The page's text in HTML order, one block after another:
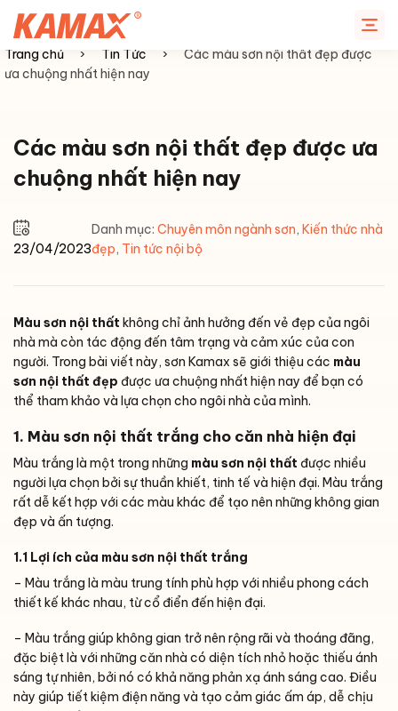
đến
nội
dung
Trang chủ › Tin Tức ›
Các màu sơn nội thất đẹp được
ưa chuộng nhất hiện nay
Các màu sơn nội thất đẹp được ưa
chuộng nhất hiện nay
23/04/2023
Danh mục: Chuyên môn ngành sơn, Kiến thức nhà
đẹp, Tin tức nội bộ
Màu sơn nội thất không chỉ ảnh hưởng đến vẻ đẹp của ngôi
nhà mà còn tác động đến tâm trạng và cảm xúc của con
người. Trong bài viết này, sơn Kamax sẽ giới thiệu các màu
sơn nội thất đẹp được ưa chuộng nhất hiện nay để bạn có
thể tham khảo và lựa chọn cho ngôi nhà của mình.
1. Màu sơn nội thất trắng cho căn nhà hiện đại
Màu trắng là một trong những màu sơn nội thất được nhiều
người lựa chọn bởi sự thuần khiết, tinh tế và hiện đại. Màu trắng
rất dễ kết hợp với các màu khác để tạo nên những không gian
đẹp và ấn tượng.
1.1 Lợi ích của màu sơn nội thất trắng
– Màu trắng là màu trung tính phù hợp với nhiều phong cách
thiết kế khác nhau, từ cổ điển đến hiện đại.
– Màu trắng giúp không gian trở nên rộng rãi và thoáng đãng,
đặc biệt là với những căn nhà có diện tích nhỏ hoặc thiếu ánh
sáng tự nhiên, bởi nó có khả năng phản xạ ánh sáng cao. Điều
này giúp tiết kiệm điện năng và tạo cảm giác ấm áp, dễ chịu